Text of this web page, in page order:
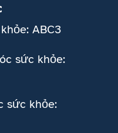
ABC3
sức khỏe:
sức khỏe: